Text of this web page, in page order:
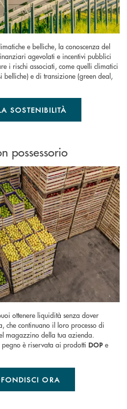
e belliche, la conoscenza del
agevolati e incentivi pubblici
i rischi associati, come quelli climatici
belliche) e di transizione (green deal,
SOSTENIBILITÀ
possessorio
ottenere liquidità senza dover
che continuano il loro processo di
magazzino della tua azienda.
è riservata ai prodotti DOP e
ORA